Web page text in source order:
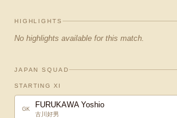
HIGHLIGHTS
No highlights available for this match.
JAPAN SQUAD
STARTING XI
GK FURUKAWA Yoshio
古川好男